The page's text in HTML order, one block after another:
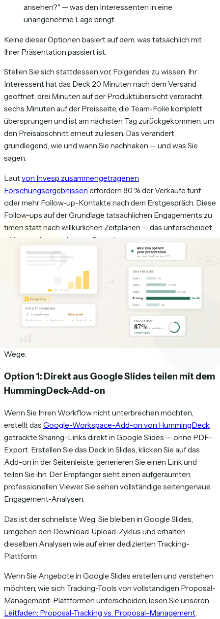
ansehen?" — was den Interessenten in eine
unangenehme Lage bringt.
Keine dieser Optionen basiert auf dem, was tatsächlich mit
Ihrer Präsentation passiert ist.
Stellen Sie sich stattdessen vor, Folgendes zu wissen: Ihr
Interessent hat das Deck 20 Minuten nach dem Versand
geöffnet, drei Minuten auf der Produktübersicht verbracht,
sechs Minuten auf der Preisseite, die Team-Folie komplett
übersprungen und ist am nächsten Tag zurückgekommen, um
den Preisabschnitt erneut zu lesen. Das verändert
grundlegend, wie und wann Sie nachhaken — und was Sie
sagen.
Lautvon Invesp zusammengetragenen
Forschungsergebnissen erfordern 80 % der Verkäufe fünf
oder mehr Follow-up-Kontakte nach dem Erstgespräch. Diese
Follow-ups auf der Grundlage tatsächlichen Engagements zu
timen statt nach willkürlichen Zeitplänen — das unterscheidet
wirksame Ansprache von Rauschen.
So erhalten Sie vollständige Analysen
für eine Google-Slides-Präsentation
Der Ansatz ist einfach: Statt einen Google-Slides-Link direkt
zu teilen, teilen Sie Ihre Präsentation über einen getracken
Wege.
Option 1: Direkt aus Google Slides teilen mit dem
HummingDeck-Add-on
Wenn Sie Ihren Workflow nicht unterbrechen möchten,
erstellt das Google-Workspace-Add-on von HummingDeck
getrackte Sharing-Links direkt in Google Slides — ohne PDF-
Export. Erstellen Sie das Deck in Slides, klicken Sie auf das
Add-on in der Seitenleiste, generieren Sie einen Link und
teilen Sie ihn. Der Empfänger sieht einen aufgeräumten,
professionellen Viewer. Sie sehen vollständige seitengenaue
Engagement-Analysen.
Das ist der schnellste Weg: Sie bleiben in Google Slides,
umgehen den Download-Upload-Zyklus und erhalten
dieselben Analysen wie auf einer dedizierten Tracking-
Plattform.
Wenn Sie Angebote in Google Slides erstellen und verstehen
möchten, wie sich Tracking-Tools von vollständigen Proposal-
Management-Plattformen unterscheiden, lesen Sie unseren
Leitfaden: Proposal-Tracking vs. Proposal-Management.